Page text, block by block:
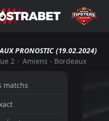
PRONOSTIC (19.02.2024)
2 Amiens - Bordeaux
matchs